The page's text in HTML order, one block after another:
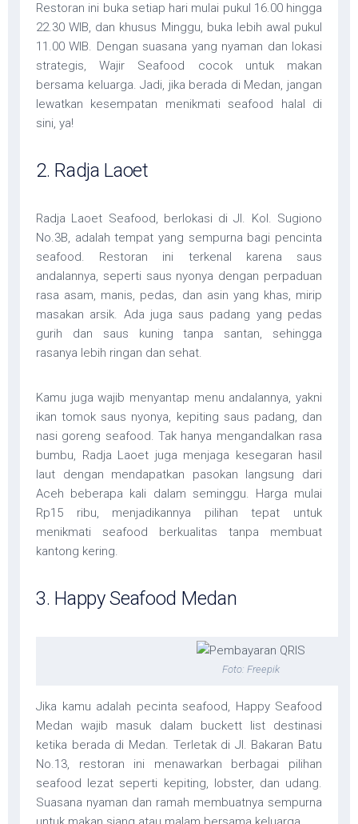
Restoran ini buka setiap hari mulai pukul 16.00 hingga
22.30 WIB, dan khusus Minggu, buka lebih awal pukul
11.00 WIB. Dengan suasana yang nyaman dan lokasi
strategis, Wajir Seafood cocok untuk makan
bersama keluarga. Jadi, jika berada di Medan, jangan
lewatkan kesempatan menikmati seafood halal di
sini, ya!
2. Radja Laoet
Radja Laoet Seafood, berlokasi di Jl. Kol. Sugiono
No.3B, adalah tempat yang sempurna bagi pencinta
seafood. Restoran ini terkenal karena saus
andalannya, seperti saus nyonya dengan perpaduan
rasa asam, manis, pedas, dan asin yang khas, mirip
masakan arsik. Ada juga saus padang yang pedas
gurih dan saus kuning tanpa santan, sehingga
rasanya lebih ringan dan sehat.
Kamu juga wajib menyantap menu andalannya, yakni
ikan tomok saus nyonya, kepiting saus padang, dan
nasi goreng seafood. Tak hanya mengandalkan rasa
bumbu, Radja Laoet juga menjaga kesegaran hasil
laut dengan mendapatkan pasokan langsung dari
Aceh beberapa kali dalam seminggu. Harga mulai
Rp15 ribu, menjadikannya pilihan tepat untuk
menikmati seafood berkualitas tanpa membuat
kantong kering.
3. Happy Seafood Medan
Foto: Freepik
Jika kamu adalah pecinta seafood, Happy Seafood
Medan wajib masuk dalam buckett list destinasi
ketika berada di Medan. Terletak di Jl. Bakaran Batu
No.13, restoran ini menawarkan berbagai pilihan
seafood lezat seperti kepiting, lobster, dan udang.
Suasana nyaman dan ramah membuatnya sempurna